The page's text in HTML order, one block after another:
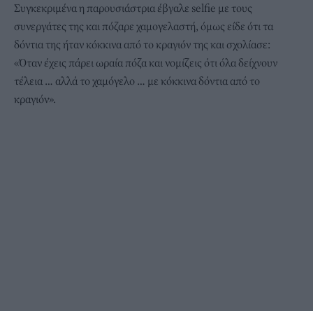
Συγκεκριμένα η παρουσιάστρια έβγαλε selfie με τους
συνεργάτες της και πόζαρε χαμογελαστή, όμως είδε ότι τα
δόντια της ήταν κόκκινα από το κραγιόν της και σχολίασε:
«Όταν έχεις πάρει ωραία πόζα και νομίζεις ότι όλα δείχνουν
τέλεια … αλλά το χαμόγελο … με κόκκινα δόντια από το
κραγιόν».